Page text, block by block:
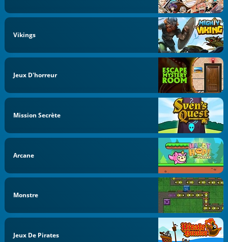
Vikings
Jeux D'horreur
Mission Secrète
Arcane
Monstre
Jeux De Pirates